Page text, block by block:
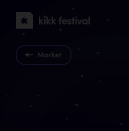
KIKK
Festival
2022
Market